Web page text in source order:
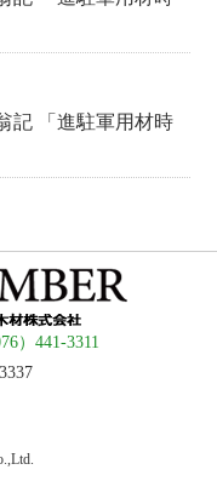
記 「進駐軍用材時
）441-3311